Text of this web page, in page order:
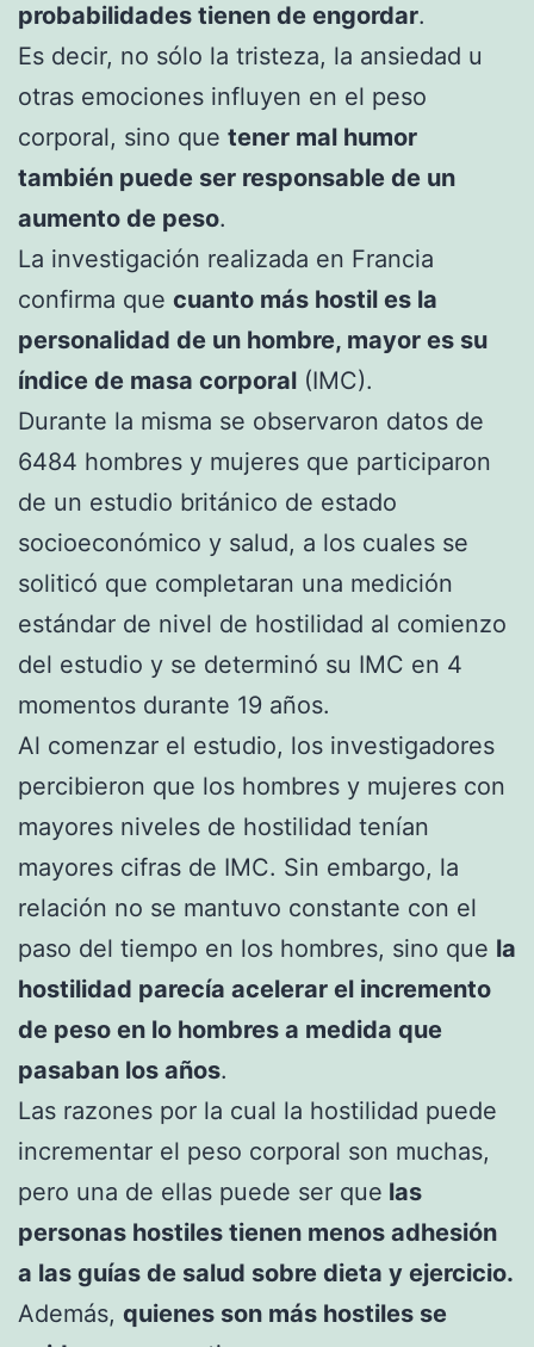
probabilidades tienen de engordar.
Es decir, no sólo la tristeza, la ansiedad u
otras emociones influyen en el peso
corporal, sino que tener mal humor
también puede ser responsable de un
aumento de peso.
La investigación realizada en Francia
confirma que cuanto más hostil es la
personalidad de un hombre, mayor es su
índice de masa corporal (IMC).
Durante la misma se observaron datos de
6484 hombres y mujeres que participaron
de un estudio británico de estado
socioeconómico y salud, a los cuales se
soliticó que completaran una medición
estándar de nivel de hostilidad al comienzo
del estudio y se determinó su IMC en 4
momentos durante 19 años.
Al comenzar el estudio, los investigadores
percibieron que los hombres y mujeres con
mayores niveles de hostilidad tenían
mayores cifras de IMC. Sin embargo, la
relación no se mantuvo constante con el
paso del tiempo en los hombres, sino que la
hostilidad parecía acelerar el incremento
de peso en lo hombres a medida que
pasaban los años.
Las razones por la cual la hostilidad puede
incrementar el peso corporal son muchas,
pero una de ellas puede ser que las
personas hostiles tienen menos adhesión
a las guías de salud sobre dieta y ejercicio.
Además, quienes son más hostiles se